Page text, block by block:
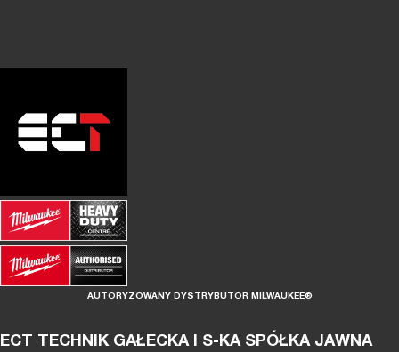
AUTORYZOWANY DYSTRYBUTOR MILWAUKEE®
ECT TECHNIK GAŁECKA I S-KA SPÓŁKA JAWNA